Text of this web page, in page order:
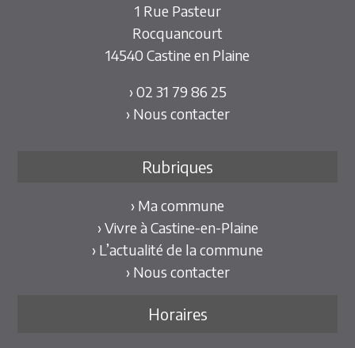
1 Rue Pasteur
Rocquancourt
14540 Castine en Plaine
› 02 31 79 86 25
› Nous contacter
Rubriques
› Ma commune
› Vivre à Castine-en-Plaine
› L’actualité de la commune
› Nous contacter
Horaires